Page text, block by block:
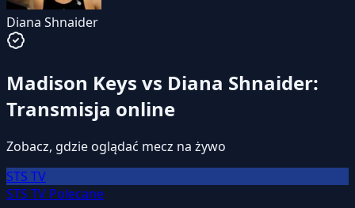
Diana Shnaider
Madison Keys vs Diana Shnaider:
Transmisja online
Zobacz, gdzie oglądać mecz na żywo
STS TV
STS TV Polecane